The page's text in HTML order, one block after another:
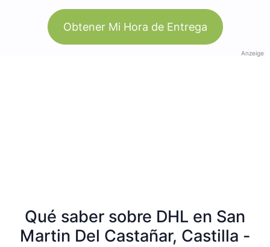
Obtener Mi Hora de Entrega
Anzeige
Qué saber sobre DHL en San
Martin Del Castañar, Castilla -